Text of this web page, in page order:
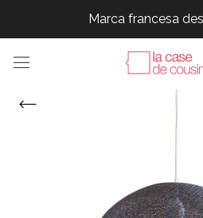
Marca francesa
Marca francesa
Marca francesa